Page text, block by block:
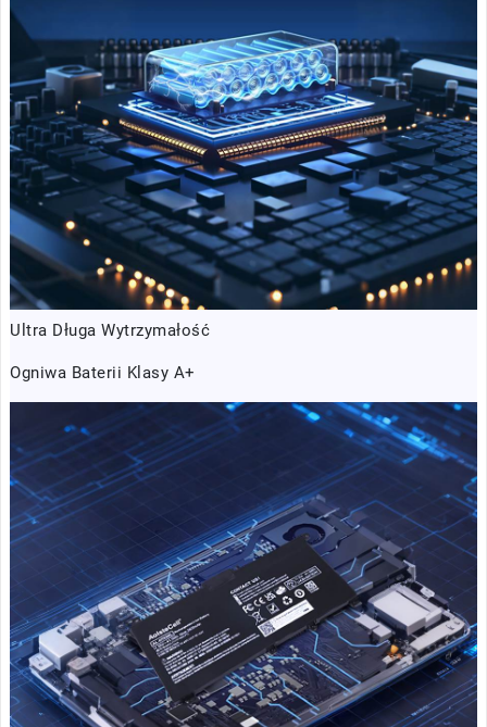
Ultra Długa Wytrzymałość
Ogniwa Baterii Klasy A+